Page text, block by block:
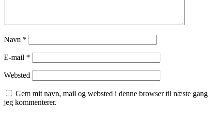
Navn *
E-mail *
Websted
Gem mit navn, mail og websted i denne browser til næste gang
jeg kommenterer.